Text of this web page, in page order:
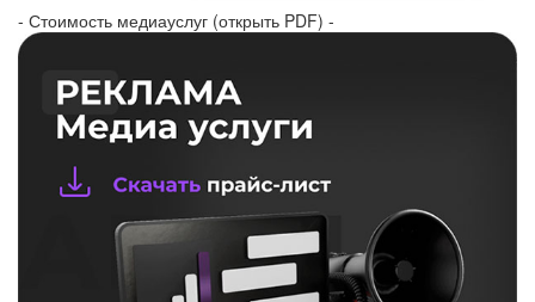
- Стоимость медиауслуг (открыть PDF) -